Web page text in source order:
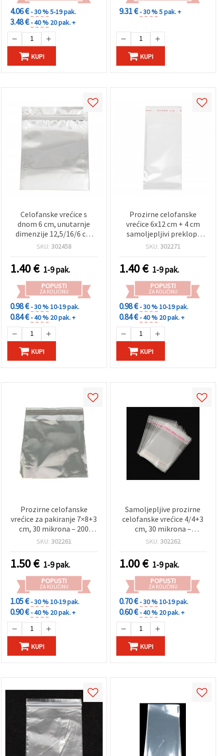
Prihvati
sve
Postavke
4.06 €- 30 %5-19 pak.
3.48 €- 40 % 20 pak. +
KUPI
9.31 €- 30 %5 pak. +
KUPI
Celofanske vrećice s
dnom 6 cm, unutarnje
dimenzije 12,5/16/6 cm
(14/19,7 cm), zip-lock
poleđina – pakiranje 10
kom
SKU: 302458
1.40€ 1-9 pak.
POPUSTI
ZA KOLIČINU
0.98 €- 30 %10-19 pak.
0.84 €- 40 % 20 pak. +
KUPI
Prozirne celofanske
vrećice 6x12 cm + 4 cm
samoljepljivi preklop,
debljina 30 mikrona –
SKU: 302271
1.40€ 1-9 pak.
POPUSTI
ZA KOLIČINU
0.98 €- 30 %10-19 pak.
0.84 €- 40 % 20 pak. +
KUPI
Prozirne celofanske
vrećice za pakiranje 7×8+3
cm, 30 mikrona – 200
kom, sa samoljepljivim
SKU: 302261
1.50€ 1-9 pak.
POPUSTI
ZA KOLIČINU
1.05 €- 30 %10-19 pak.
0.90 €- 40 % 20 pak. +
KUPI
Samoljepljive prozirne
celofanske vrećice 4/4+3
cm, 30 mikrona –
pakiranje 200 kom
SKU: 302262
1.00€ 1-9 pak.
POPUSTI
ZA KOLIČINU
0.70 €- 30 %10-19 pak.
0.60 €- 40 % 20 pak. +
KUPI